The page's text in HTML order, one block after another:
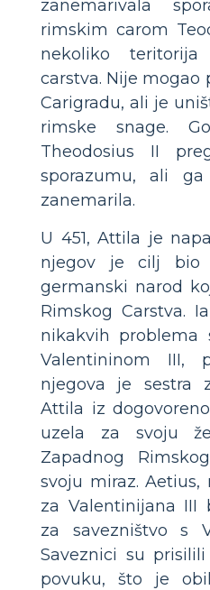
zanemarivala
rimskim carom
nekoliko
carstva. Nije mogao
Carigradu, ali je
rimske snage.
Theodosius II
sporazumu, ali
zanemarila.
U 451, Attila je
njegov je cilj bio
germanski narod
Rimskog Carstva.
nikakvih problema
Valentininom III,
njegova je sestra
Attila iz
uzela za svoju
Zapadnog
svoju miraz.
za Valentinijana III
za savezništvo s
Saveznici su
povuku, što je